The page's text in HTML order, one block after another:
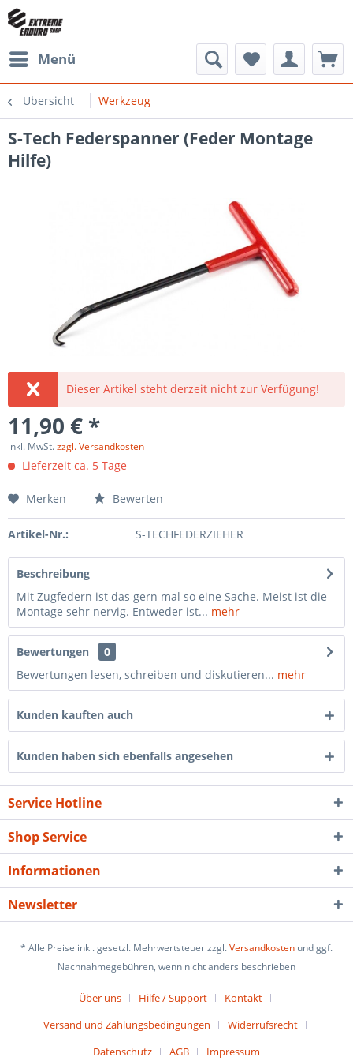
Menü
Übersicht Werkzeug
S-Tech Federspanner (Feder Montage
Hilfe)
Dieser Artikel steht derzeit nicht zur Verfügung!
11,90 € *
inkl. MwSt.zzgl. Versandkosten
Lieferzeit ca. 5 Tage
Merken Bewerten
Artikel-Nr.: S-TECHFEDERZIEHER
Beschreibung
Mit Zugfedern ist das gern mal so eine Sache. Meist ist die
Montage sehr nervig. Entweder ist... mehr
Bewertungen
0
Bewertungen lesen, schreiben und diskutieren... mehr
Kunden kauften auch
Kunden haben sich ebenfalls angesehen
Service Hotline
Shop Service
Informationen
Newsletter
* Alle Preise inkl. gesetzl. Mehrwertsteuer zzgl.Versandkosten und ggf.
Nachnahmegebühren, wenn nicht anders beschrieben
Über uns Hilfe / Support
Kontakt
Versand und Zahlungsbedingungen
Widerrufsrecht
Datenschutz
AGB Impressum